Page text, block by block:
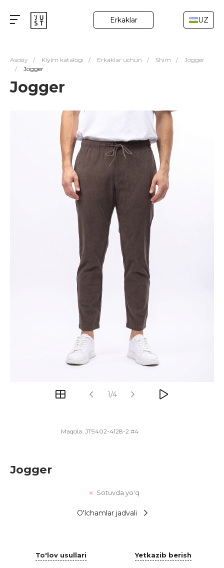
Erkaklar UZ
Asosiy / Kiyim katalogi / Erkaklar uchun / Shim /
Jogger
/
Jogger
Jogger
1/4
Maqola: JT9402-4128-2 #4
Jogger
Sotuvda yo'q
O'lchamlar jadvali
To'lov usullari Yetkazib berish